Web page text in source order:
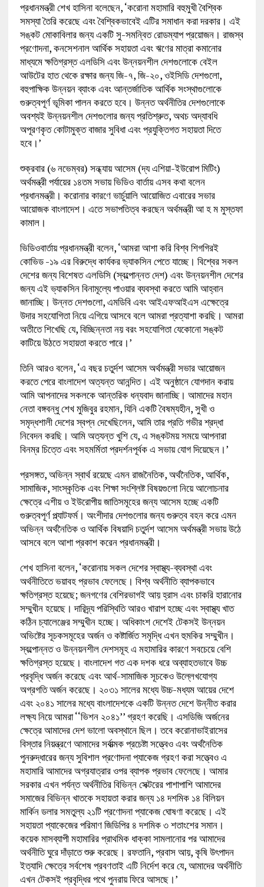
প্রধানমন্ত্রী শেখ হাসিনা বলেছেন, ‘করোনা মহামারি বহুমুখী বৈশ্বিক
সমস্যা তৈরি করেছে এবং বৈশ্বিকভাবেই এটির সমাধান করা দরকার। এই
সঙ্কট মোকাবিলার জন্য একটি সু-সমন্বিত রোডম্যাপ প্রয়োজন। রাজস্ব
প্রণোদনা, কনসেশনাল আর্থিক সহায়তা এবং ঋণের মাত্রা কমানোর
মাধ্যমে ক্ষতিগ্রস্ত এলডিসি এবং উন্নয়নশীল দেশগুলোকে বেইল
আউটের হাত থেকে রক্ষার জন্য জি-৭, জি-২০, ওইসিডি দেশগুলো,
বহুপাক্ষিক উন্নয়ন ব্যাংক এবং আন্তর্জাতিক আর্থিক সংস্থাগুলোকে
গুরুত্বপূর্ণ ভূমিকা পালন করতে হবে। উন্নত অর্থনীতির দেশগুলোকে
অবশ্যই উন্নয়নশীল দেশগুলোর জন্য প্রতিশ্রুত, অথচ অদ্যাবধি
অপূরণকৃত কোটামুক্ত বাজার সুবিধা এবং প্রযুক্তিগত সহায়তা দিতে
হবে।’
শুক্রবার (৬ নভেম্বর) সন্ধ্যায় আসেম (দ্য এশিয়া-ইউরোপ মিটিং)
অর্থমন্ত্রী পর্যায়ের ১৪তম সভায় ভিডিও বার্তায় এসব কথা বলেন
প্রধানমন্ত্রী। করোনার কারণে ভার্চুয়ালি আয়োজিত এবারের সভার
আয়োজক বাংলাদেশ। এতে সভাপতিত্ব করছেন অর্থমন্ত্রী আ হ ম মুস্তফা
কামাল।
ভিডিওবার্তায় প্রধানমন্ত্রী বলেন, ‘আমরা আশা করি বিশ্ব শিগগিরই
কোভিড -১৯ এর বিরুদ্ধে কার্যকর ভ্যাকসিন পেতে যাচ্ছে। বিশ্বের সকল
দেশের জন্য বিশেষত এলডিসি (স্বল্পোন্নত দেশ) এবং উন্নয়নশীল দেশের
জন্য এই ভ্যাকসিন বিনামূল্যে পাওয়ার ব্যবস্থা করতে আমি আহ্বান
জানাচ্ছি। উন্নত দেশগুলো, এমডিবি এবং আইএফআইএস এক্ষেত্রে
উদার সহযোগিতা নিয়ে এগিয়ে আসবে বলে আমরা প্রত্যাশা করছি। আমরা
অতীতে শিখেছি যে, বিচ্ছিন্নতা নয় বরং সহযোগিতা যেকোনো সঙ্কট
কাটিয়ে উঠতে সহায়তা করতে পারে।’
তিনি আরও বলেন, ‘এ বছর চতুর্দশ আসেম অর্থমন্ত্রী সভার আয়োজন
করতে পেরে বাংলাদেশ অত্যন্ত আনন্দিত। এই অনুষ্ঠানে যোগদান করায়
আমি আপনাদের সকলকে আন্তরিক ধন্যবাদ জানাচ্ছি। আমাদের মহান
নেতা বঙ্গবন্ধু শেখ মুজিবুর রহমান, যিনি একটি বৈষম্যহীন, সুখী ও
সমৃদ্ধশালী দেশের স্বপ্ন দেখেছিলেন, আমি তার প্রতি গভীর শ্রদ্ধা
নিবেদন করছি। আমি অত্যন্ত খুশি যে, এ সঙ্কটময় সময়ে আপনারা
বিনম্র চিত্তে এবং সহমর্মিতা প্রদর্শনপূর্বক এ সভায় যোগ দিয়েছেন।’
প্রসঙ্গত, অভিন্ন স্বার্থ রয়েছে এমন রাজনৈতিক, অর্থনৈতিক, আর্থিক,
সামাজিক, সাংস্কৃতিক এবং শিক্ষা সংশ্লিষ্ট বিষয়গুলো নিয়ে আলোচনার
ক্ষেত্রে এশীয় ও ইউরোপীয় জাতিসমূহের জন্য আসেম হচ্ছে একটি
গুরুত্বপূর্ণ প্ল্যাটফর্ম। অংশীদার দেশগুলোর জন্য গুরুত্ব বহন করে এমন
অভিন্ন অর্থনৈতিক ও আর্থিক বিষয়াদি চতুর্দশ আসেম অর্থমন্ত্রী সভায় উঠে
আসবে বলে আশা প্রকাশ করেন প্রধানমন্ত্রী।
শেখ হাসিনা বলেন, ‘করোনায় সকল দেশের স্বাস্থ্য-ব্যবস্থা এবং
অর্থনীতিতে ভয়াবহ প্রভাব ফেলেছে। বিশ্ব অর্থনীতি ব্যাপকভাবে
ক্ষতিগ্রস্ত হয়েছে; জনগণের বেশিরভাগই আয় হ্রাস এবং চাকরি হারানোর
সম্মুখীন হয়েছে। দারিদ্র্য পরিস্থিতি আরও খারাপ হচ্ছে এবং স্বাস্থ্য খাত
কঠিন চ্যালেঞ্জের সম্মুখীন হচ্ছে। অধিকাংশ দেশেই টেকসই উন্নয়ন
অভিষ্টের সূচকসমূহের অর্জন ও কষ্টার্জিত সমৃদ্ধি এখন হুমকির সম্মুখীন।
স্বল্পোন্নত ও উন্নয়নশীল দেশসমূহ এ মহামারির কারণে সবচেয়ে বেশি
ক্ষতিগ্রস্ত হয়েছে। বাংলাদেশ গত এক দশক ধরে অব্যাহতভাবে উচ্চ
প্রবৃদ্ধি অর্জন করেছে এবং আর্থ-সামাজিক সূচকেও উল্লেখযোগ্য
অগ্রগতি অর্জন করেছে। ২০৩১ সালের মধ্যে উচ্চ-মধ্যম আয়ের দেশে
এবং ২০৪১ সালের মধ্যে বাংলাদেশকে একটি উন্নত দেশে উন্নীত করার
লক্ষ্য নিয়ে আমরা ‘‘ভিশন ২০৪১’’ গ্রহণ করেছি। এসডিজি অর্জনের
ক্ষেত্রে আমাদের দেশ ভালো অবস্থানে ছিল। তবে করোনাভাইরাসের
বিস্তার নিয়ন্ত্রণে আমাদের সর্বাত্মক প্রচেষ্টা সত্ত্বেও এবং অর্থনৈতিক
পুনরুদ্ধারের জন্য সুবিশাল প্রণোদনা প্যাকেজ গ্রহণ করা সত্ত্বেও এ
মহামারি আমাদের অগ্রযাত্রার ওপর ব্যাপক প্রভাব ফেলেছে। আমার
সরকার এখন পর্যন্ত অর্থনীতির বিভিন্ন সেক্টরের পাশাপাশি আমাদের
সমাজের বিভিন্ন খাতকে সহায়তা করার জন্য ১৪ দশমিক ১৪ বিলিয়ন
মার্কিন ডলার সমতুল্য ২১টি প্রণোদনা প্যাকেজ ঘোষণা করেছে। এই
সহায়তা প্যাকেজের পরিমাণ জিডিপির ৪ দশমিক ৩ শতাংশের সমান।
কয়েক মাসব্যাপী মহামারির প্রাথমিক ধাক্কা সামলানোর পর আমাদের
অর্থনীতি ঘুরে দাঁড়াতে শুরু করেছে। রফতানি, প্রবাস আয়, কৃষি উৎপাদন
ইত্যাদি ক্ষেত্রে সর্বশেষ প্রবণতাই এটি নির্দেশ করে যে, আমাদের অর্থনীতি
এখন টেকসই প্রবৃদ্ধির পথে পুনরায় ফিরে আসছে।’